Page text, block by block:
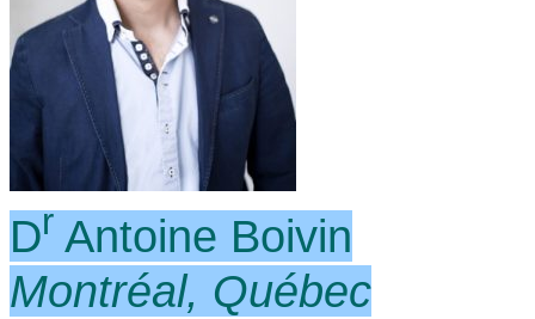
Dr Antoine Boivin
Montréal, Québec